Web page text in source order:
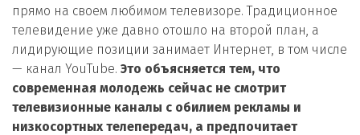
прямо на своем любимом телевизоре. Традиционное
телевидение уже давно отошло на второй план, а
лидирующие позиции занимает Интернет, в том числе
— канал YouTube. Это объясняется тем, что
современная молодежь сейчас не смотрит
телевизионные каналы с обилием рекламы и
низкосортных телепередач, а предпочитает